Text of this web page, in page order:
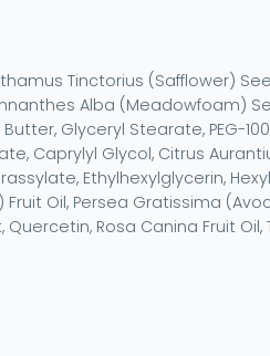
Tinctorius (Safflower)
Alba (Meadowfoam)
Glyceryl Stearate, PEG-
Caprylyl Glycol, Citrus
Ethylhexylglycerin,
Oil, Persea Gratissima
Rosa Canina Fruit